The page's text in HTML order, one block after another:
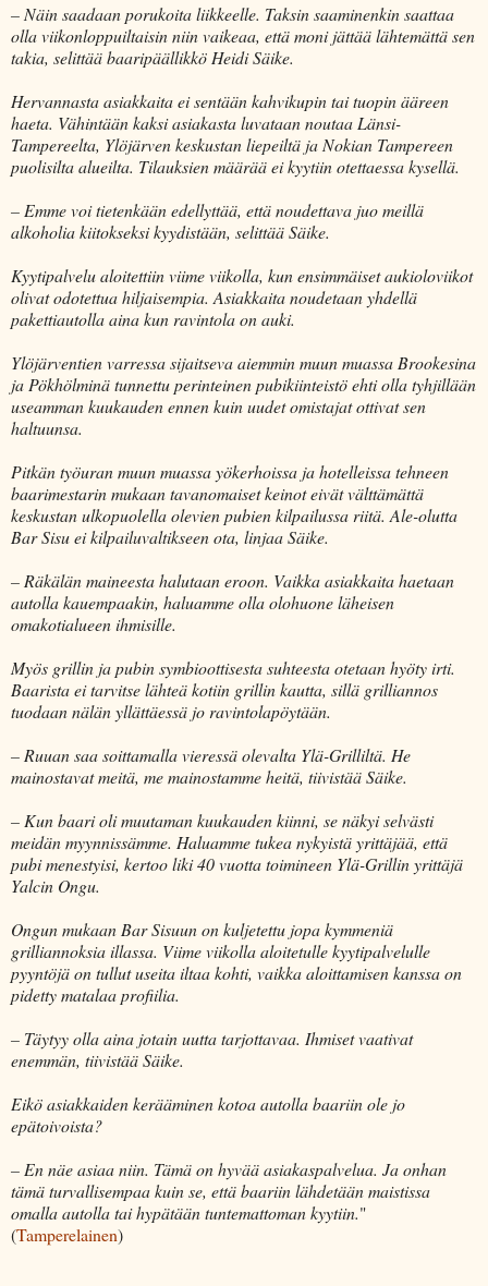
– Näin saadaan porukoita liikkeelle. Taksin saaminenkin saattaa
olla viikonloppuiltaisin niin vaikeaa, että moni jättää lähtemättä sen
takia, selittää baaripäällikkö Heidi Säike.
Hervannasta asiakkaita ei sentään kahvikupin tai tuopin ääreen
haeta. Vähintään kaksi asiakasta luvataan noutaa Länsi-
Tampereelta, Ylöjärven keskustan liepeiltä ja Nokian Tampereen
puolisilta alueilta. Tilauksien määrää ei kyytiin otettaessa kysellä.
– Emme voi tietenkään edellyttää, että noudettava juo meillä
alkoholia kiitokseksi kyydistään, selittää Säike.
Kyytipalvelu aloitettiin viime viikolla, kun ensimmäiset aukioloviikot
olivat odotettua hiljaisempia. Asiakkaita noudetaan yhdellä
pakettiautolla aina kun ravintola on auki.
Ylöjärventien varressa sijaitseva aiemmin muun muassa Brookesina
ja Pökhölminä tunnettu perinteinen pubikiinteistö ehti olla tyhjillään
useamman kuukauden ennen kuin uudet omistajat ottivat sen
haltuunsa.
Pitkän työuran muun muassa yökerhoissa ja hotelleissa tehneen
baarimestarin mukaan tavanomaiset keinot eivät välttämättä
keskustan ulkopuolella olevien pubien kilpailussa riitä. Ale-olutta
Bar Sisu ei kilpailuvaltikseen ota, linjaa Säike.
– Räkälän maineesta halutaan eroon. Vaikka asiakkaita haetaan
autolla kauempaakin, haluamme olla olohuone läheisen
omakotialueen ihmisille.
Myös grillin ja pubin symbioottisesta suhteesta otetaan hyöty irti.
Baarista ei tarvitse lähteä kotiin grillin kautta, sillä grilliannos
tuodaan nälän yllättäessä jo ravintolapöytään.
– Ruuan saa soittamalla vieressä olevalta Ylä-Grilliltä. He
mainostavat meitä, me mainostamme heitä, tiivistää Säike.
– Kun baari oli muutaman kuukauden kiinni, se näkyi selvästi
meidän myynnissämme. Haluamme tukea nykyistä yrittäjää, että
pubi menestyisi, kertoo liki 40 vuotta toimineen Ylä-Grillin yrittäjä
Yalcin Ongu.
Ongun mukaan Bar Sisuun on kuljetettu jopa kymmeniä
grilliannoksia illassa. Viime viikolla aloitetulle kyytipalvelulle
pyyntöjä on tullut useita iltaa kohti, vaikka aloittamisen kanssa on
pidetty matalaa profiilia.
– Täytyy olla aina jotain uutta tarjottavaa. Ihmiset vaativat
enemmän, tiivistää Säike.
Eikö asiakkaiden kerääminen kotoa autolla baariin ole jo
epätoivoista?
– En näe asiaa niin. Tämä on hyvää asiakaspalvelua. Ja onhan
tämä turvallisempaa kuin se, että baariin lähdetään maistissa
omalla autolla tai hypätään tuntemattoman kyytiin."
(Tamperelainen)